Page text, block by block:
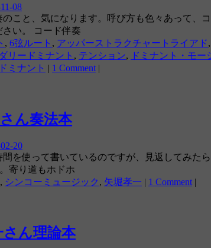
08
こと、気になります。呼び方も色々あって
い。 コード伴奏
, 6弦ルート , アッパーストラクチャートライアド,
リードミナント , テンション, ドミナント・モー
ミナント | 1 Comment |
ん奏法本
20
を使って書いているのですが、見返してみ
寄り道もホドホ
, シンコーミュージック , 矢堀孝一 | 1 Comment |
さん理論本